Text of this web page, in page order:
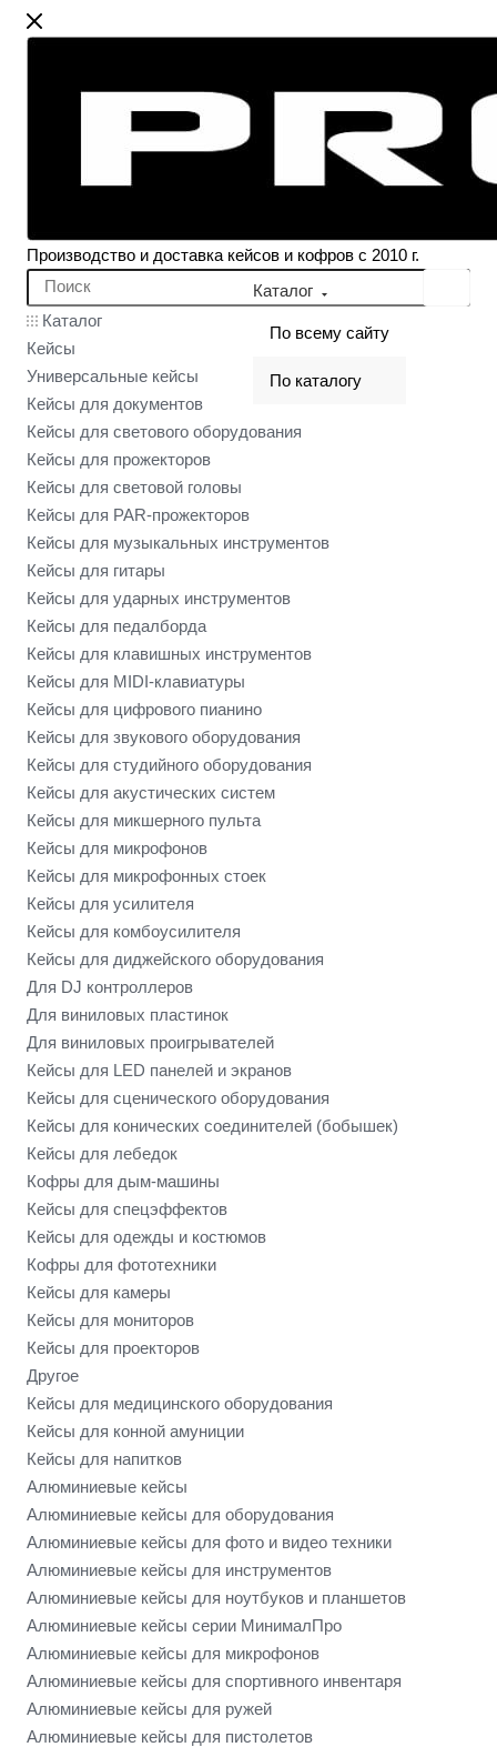
Производство и доставка кейсов и кофров с 2010 г.
Каталог
По всему сайту
По каталогу
Каталог
Кейсы
Универсальные кейсы
Кейсы для документов
Кейсы для светового оборудования
Кейсы для прожекторов
Кейсы для световой головы
Кейсы для PAR-прожекторов
Кейсы для музыкальных инструментов
Кейсы для гитары
Кейсы для ударных инструментов
Кейсы для педалборда
Кейсы для клавишных инструментов
Кейсы для MIDI-клавиатуры
Кейсы для цифрового пианино
Кейсы для звукового оборудования
Кейсы для студийного оборудования
Кейсы для акустических систем
Кейсы для микшерного пульта
Кейсы для микрофонов
Кейсы для микрофонных стоек
Кейсы для усилителя
Кейсы для комбоусилителя
Кейсы для диджейского оборудования
Для DJ контроллеров
Для виниловых пластинок
Для виниловых проигрывателей
Кейсы для LED панелей и экранов
Кейсы для сценического оборудования
Кейсы для конических соединителей (бобышек)
Кейсы для лебедок
Кофры для дым-машины
Кейсы для спецэффектов
Кейсы для одежды и костюмов
Кофры для фототехники
Кейсы для камеры
Кейсы для мониторов
Кейсы для проекторов
Другое
Кейсы для медицинского оборудования
Кейсы для конной амуниции
Кейсы для напитков
Алюминиевые кейсы
Алюминиевые кейсы для оборудования
Алюминиевые кейсы для фото и видео техники
Алюминиевые кейсы для инструментов
Алюминиевые кейсы для ноутбуков и планшетов
Алюминиевые кейсы серии МинималПро
Алюминиевые кейсы для микрофонов
Алюминиевые кейсы для спортивного инвентаря
Алюминиевые кейсы для ружей
Алюминиевые кейсы для пистолетов